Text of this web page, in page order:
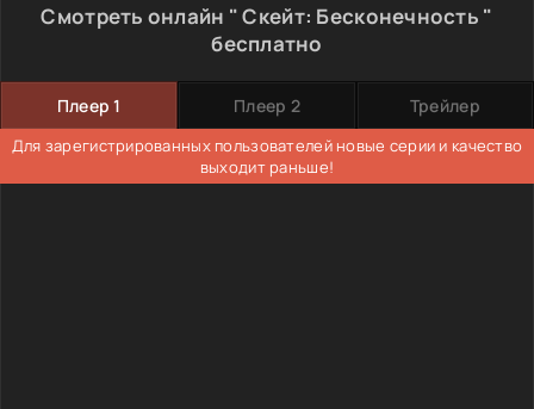
Смотреть онлайн " Скейт: Бесконечность "
бесплатно
Плеер 1 Плеер 2 Трейлер
Для зарегистрированных пользователей новые серии и качество
выходит раньше!